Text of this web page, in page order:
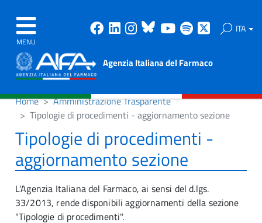
MENU
Facebook
Linkedin
Instagram
Bluesky
Youtube
Spotify ITA
Agenzia Italiana del Farmaco
Home
Amministrazione Trasparente
Tipologie di procedimenti - aggiornamento sezione
Tipologie di procedimenti -
aggiornamento sezione
L'Agenzia Italiana del Farmaco, ai sensi del d.lgs.
33/2013, rende disponibili aggiornamenti della sezione
"Tipologie di procedimenti".